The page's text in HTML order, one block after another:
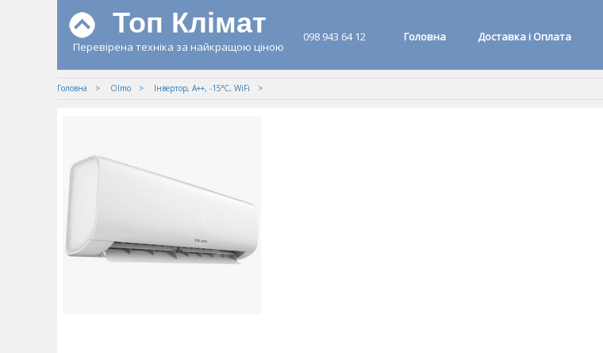
Топ Клімат
Перевірена техніка за найкращою ціною
098 943 64 12 Головна Доставка і Оплата
Головна Olmo Iнвертор, А++, -15°С, WiFi